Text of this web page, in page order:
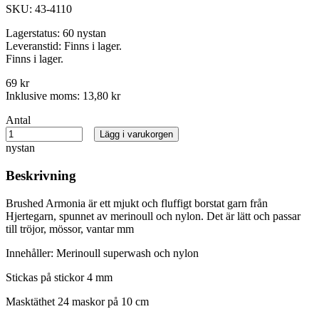
SKU: 43-4110
Lagerstatus: 60 nystan
Leveranstid: Finns i lager.
Finns i lager.
69 kr
Inklusive moms: 13,80 kr
Antal
nystan
Lägg i varukorgen
Beskrivning
Brushed Armonia är ett mjukt och fluffigt borstat garn från
Hjertegarn, spunnet av merinoull och nylon. Det är lätt och passar
till tröjor, mössor, vantar mm
Innehåller: Merinoull superwash och nylon
Stickas på stickor 4 mm
Masktäthet 24 maskor på 10 cm